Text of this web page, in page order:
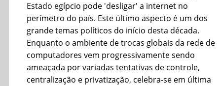
Estado egípcio pode 'desligar' a internet no
perímetro do país. Este último aspecto é um dos
grande temas políticos do início desta década.
Enquanto o ambiente de trocas globais da rede de
computadores vem progressivamente sendo
ameaçada por variadas tentativas de controle,
centralização e privatização, celebra-se em última